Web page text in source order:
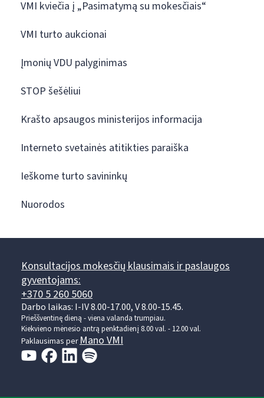
VMI kviečia į „Pasimatymą su mokesčiais“
VMI turto aukcionai
Įmonių VDU palyginimas
STOP šešėliui
Krašto apsaugos ministerijos informacija
Interneto svetainės atitikties paraiška
Ieškome turto savininkų
Nuorodos
Konsultacijos mokesčių klausimais ir paslaugos
gyventojams:
+370 5 260 5060
Darbo laikas: I-IV 8.00-17.00, V 8.00-15.45.
Prieššventinę dieną - viena valanda trumpiau.
Kiekvieno mėnesio antrą penktadienį 8.00 val. - 12.00 val.
Paklausimas per Mano VMI